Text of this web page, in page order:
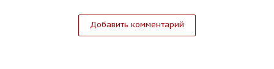
Добавить комментарий